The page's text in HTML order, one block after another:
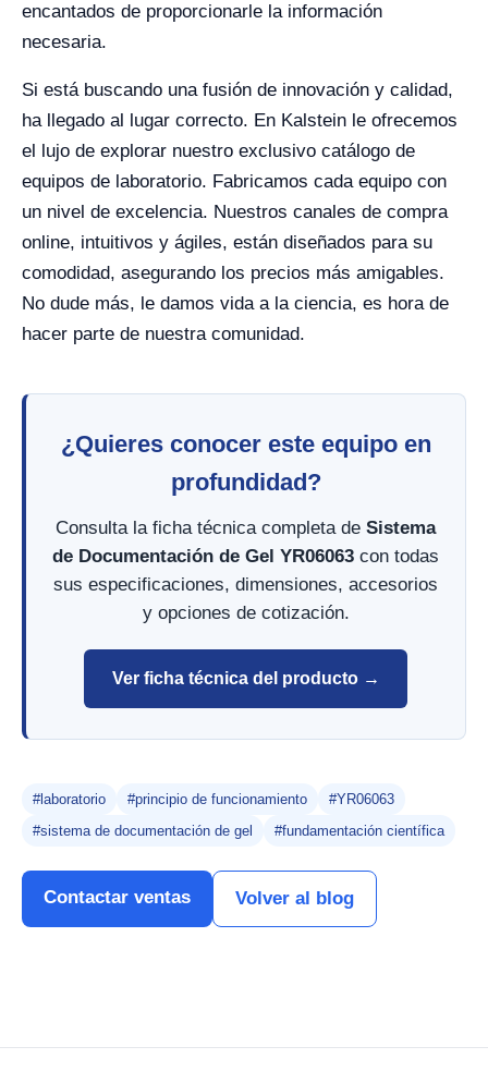
encantados de proporcionarle la información
necesaria.
Si está buscando una fusión de innovación y calidad,
ha llegado al lugar correcto. En Kalstein le ofrecemos
el lujo de explorar nuestro exclusivo catálogo de
equipos de laboratorio. Fabricamos cada equipo con
un nivel de excelencia. Nuestros canales de compra
online, intuitivos y ágiles, están diseñados para su
comodidad, asegurando los precios más amigables.
No dude más, le damos vida a la ciencia, es hora de
hacer parte de nuestra comunidad.
¿Quieres conocer este equipo en
profundidad?
Consulta la ficha técnica completa de Sistema
de Documentación de Gel YR06063 con todas
sus especificaciones, dimensiones, accesorios
y opciones de cotización.
Ver ficha técnica del producto →
#laboratorio #principio de funcionamiento
#YR06063
#sistema de documentación de gel
#fundamentación científica
Contactar ventas Volver al blog